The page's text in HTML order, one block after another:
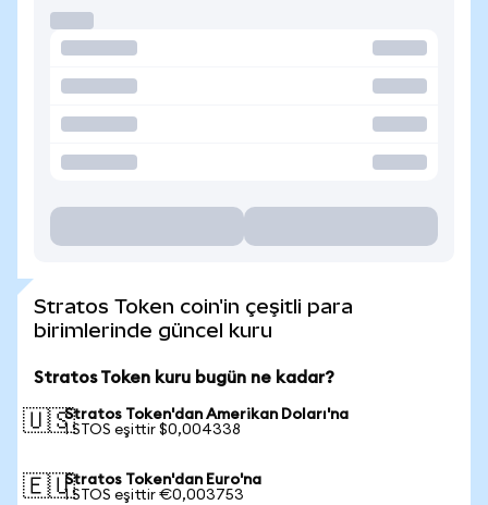
Stratos Token coin'in çeşitli para
birimlerinde güncel kuru
Stratos Token kuru bugün ne kadar?
🇺🇸Stratos Token'dan Amerikan Doları'na
1 STOS eşittir $0,004338
🇪🇺Stratos Token'dan Euro'na
1 STOS eşittir €0,003753